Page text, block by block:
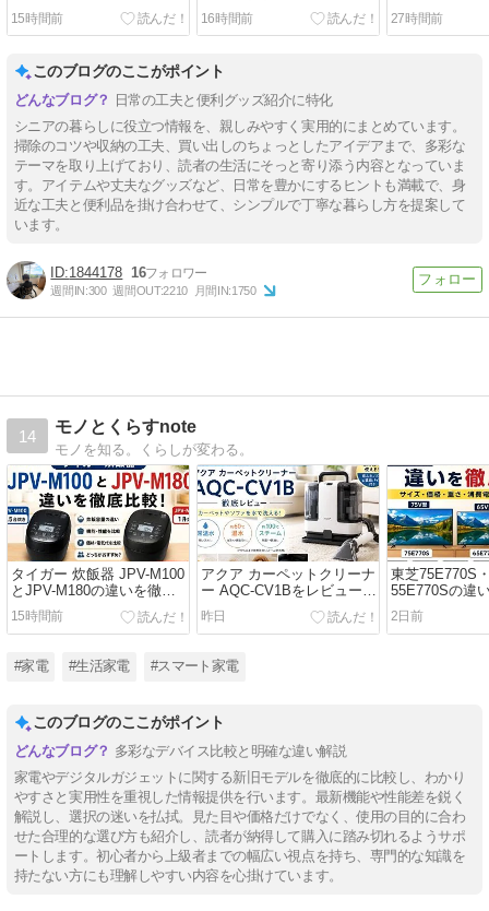
いつもの買い出し🚙🛒。。
15時間前
終了👏💕。。
16時間前
27時間前
このブログのここがポイント
日常の工夫と便利グッズ紹介に特化
シニアの暮らしに役立つ情報を、親しみやすく実用的にまとめています。
掃除のコツや収納の工夫、買い出しのちょっとしたアイデアまで、多彩な
テーマを取り上げており、読者の生活にそっと寄り添う内容となっていま
す。アイテムや丈夫なグッズなど、日常を豊かにするヒントも満載で、身
近な工夫と便利品を掛け合わせて、シンプルで丁寧な暮らし方を提案して
います。
1844178 16
週間IN:300 週間OUT:2210 月間IN:1750
14
モノとくらすnote
モノを知る。くらしが変わる。
タイガー 炊飯器 JPV-M100
とJPV-M180の違いを徹底
比較レビュー｜買うならど
っちがおすすめ？
15時間前
アクア カーペットクリーナ
ー AQC-CV1Bをレビュー｜
口コミ・評判や使い勝手を
徹底解説
昨日
東芝75E770S
55E770Sの違
レビュー｜サ
すめはどれ？
2日前
#家電 #生活家電 #スマート家電
このブログのここがポイント
多彩なデバイス比較と明確な違い解説
家電やデジタルガジェットに関する新旧モデルを徹底的に比較し、わかり
やすさと実用性を重視した情報提供を行います。最新機能や性能差を鋭く
解説し、選択の迷いを払拭。見た目や価格だけでなく、使用の目的に合わ
せた合理的な選び方も紹介し、読者が納得して購入に踏み切れるようサポ
ートします。初心者から上級者までの幅広い視点を持ち、専門的な知識を
持たない方にも理解しやすい内容を心掛けています。